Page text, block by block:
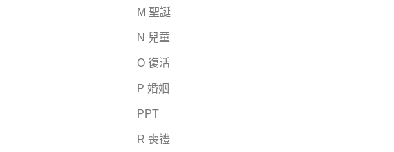
M 聖誕
N 兒童
O 復活
P 婚姻
PPT
R 喪禮